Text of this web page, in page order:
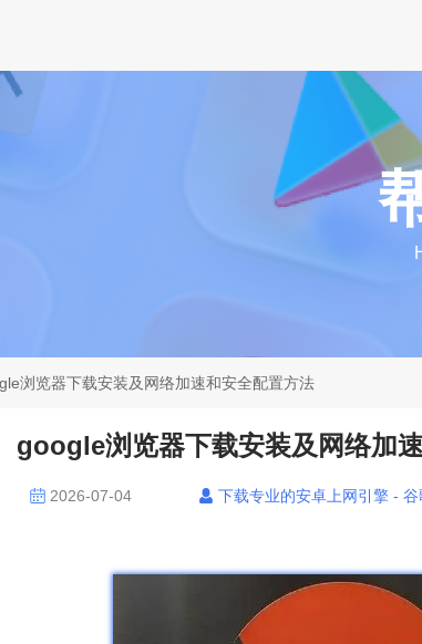
浏览器下载安装及网络加速和安全配置方法
google浏览器下载安装及网络加
2026-07-04 下载专业的安卓上网引擎 - 谷